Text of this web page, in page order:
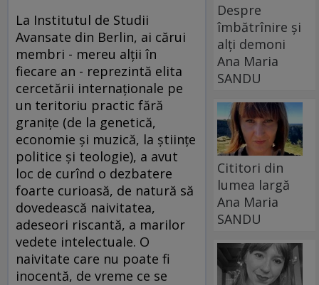
La Institutul de Studii
Avansate din Berlin, ai cărui
membri - mereu alţii în
fiecare an - reprezintă elita
cercetării internaţionale pe
un teritoriu practic fără
graniţe (de la genetică,
economie şi muzică, la ştiinţe
politice şi teologie), a avut
loc de curînd o dezbatere
foarte curioasă, de natură să
dovedească naivitatea,
adeseori riscantă, a marilor
vedete intelectuale. O
naivitate care nu poate fi
inocentă, de vreme ce se
Despre
îmbătrînire și
alți demoni
Ana Maria
SANDU
Cititori din
lumea largă
Ana Maria
SANDU